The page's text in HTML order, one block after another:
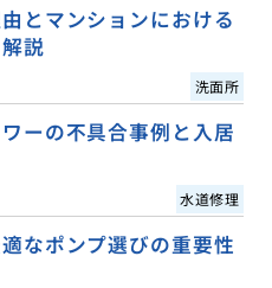
とマンションにおける
説
洗面所
ーの不具合事例と入居
水道修理
なポンプ選びの重要性